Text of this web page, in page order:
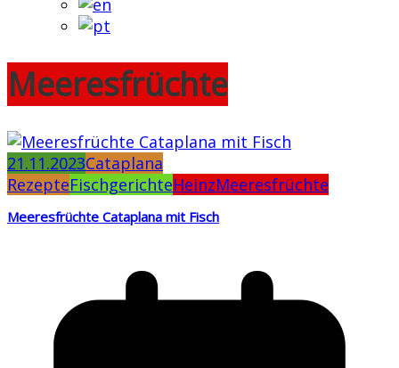
Meeresfrüchte
21.11.2023Cataplana
RezepteFischgerichteHeinzMeeresfrüchte
Meeresfrüchte Cataplana mit Fisch